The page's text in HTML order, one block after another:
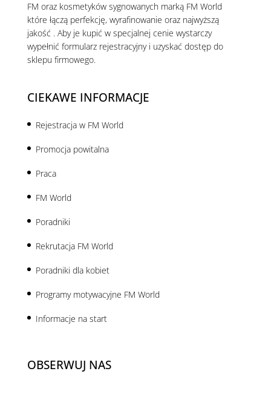
FM oraz kosmetyków sygnowanych marką FM World
które łączą perfekcję, wyrafinowanie oraz najwyższą
jakość . Aby je kupić w specjalnej cenie wystarczy
wypełnić formularz rejestracyjny i uzyskać dostęp do
sklepu firmowego.
CIEKAWE INFORMACJE
Rejestracja w FM World
Promocja powitalna
Praca
FM World
Poradniki
Rekrutacja FM World
Poradniki dla kobiet
Programy motywacyjne FM World
Informacje na start
OBSERWUJ NAS